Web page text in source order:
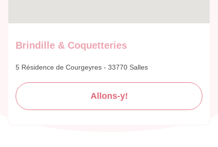
Brindille & Coquetteries
5 Résidence de Courgeyres - 33770 Salles
Allons-y!